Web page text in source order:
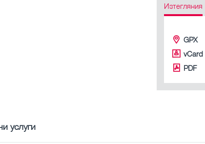
Изтегляния
GPX
vCard
PDF
услуги